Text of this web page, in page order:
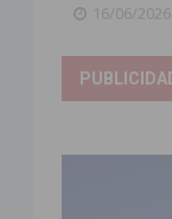
1,2 millones
desarticula un
16/06/2026